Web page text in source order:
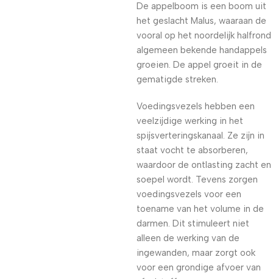
De appelboom is een boom uit
het geslacht Malus, waaraan de
vooral op het noordelijk halfrond
algemeen bekende handappels
groeien. De appel groeit in de
gematigde streken.
Voedingsvezels hebben een
veelzijdige werking in het
spijsverteringskanaal. Ze zijn in
staat vocht te absorberen,
waardoor de ontlasting zacht en
soepel wordt. Tevens zorgen
voedingsvezels voor een
toename van het volume in de
darmen. Dit stimuleert niet
alleen de werking van de
ingewanden, maar zorgt ook
voor een grondige afvoer van